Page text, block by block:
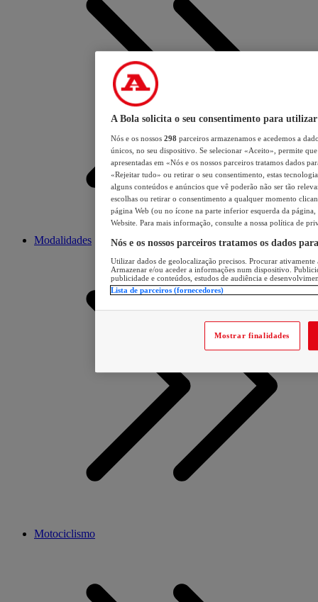
Modalidades
Motociclismo
A Bola solicita o seu consentimento para utilizar
Nós e os nossos 298 parceiros armazenamos e acedemos a
únicos, no seu dispositivo. Se selecionar «Aceito», permite
apresentadas em «Nós e os nossos parceiros tratamos dados
«Rejeitar tudo» ou retirar o seu consentimento, estas
alguns conteúdos e anúncios que vê poderão não ser tão
escolhas ou retirar o consentimento a qualquer momento
página Web (ou no ícone na parte inferior esquerda da página,
Website. Para mais informação, consulte a nossa política de
Nós e os nossos parceiros tratamos os dados
Utilizar dados de geolocalização precisos. Procurar
Armazenar e/ou aceder a informações num dispositivo.
publicidade e conteúdos, estudos de audiência e
Lista de parceiros (fornecedores)
Mostrar finalidades